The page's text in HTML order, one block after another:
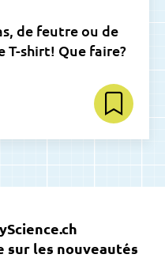
de feutre ou de
T-shirt! Que faire?
sur les nouveautés